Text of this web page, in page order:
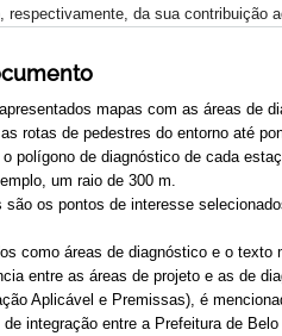
da sua contribuição
mapas com as áreas de
rotas de pedestres do entorno até
polígono de diagnóstico de cada
um raio de 300 m.
os pontos de interesse
como áreas de diagnóstico e o texto
entre as áreas de projeto e as de
Aplicável e Premissas), é
integração entre a Prefeitura de